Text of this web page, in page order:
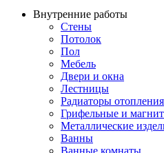
Внутренние работы
Стены
Потолок
Пол
Мебель
Двери и окна
Лестницы
Радиаторы отопления
Грифельные и
Металлические
Ванны